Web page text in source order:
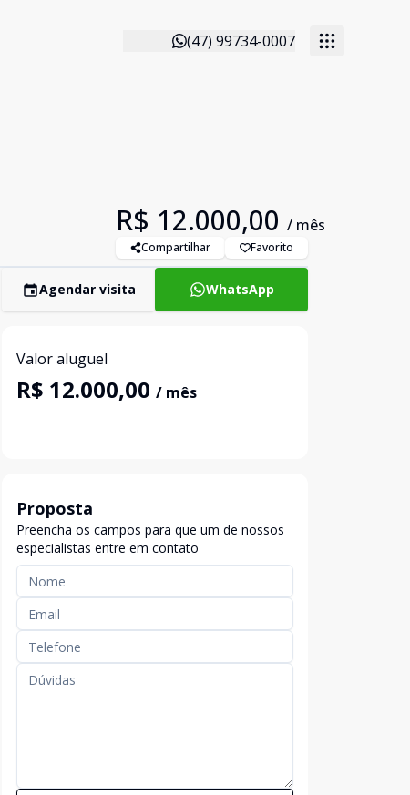
(47) 99734-0007
R$ 12.000,00 / mês
Compartilhar Favorito
Agendar visita WhatsApp
Valor aluguel
R$ 12.000,00 / mês
Proposta
Preencha os campos para que um de nossos
especialistas entre em contato